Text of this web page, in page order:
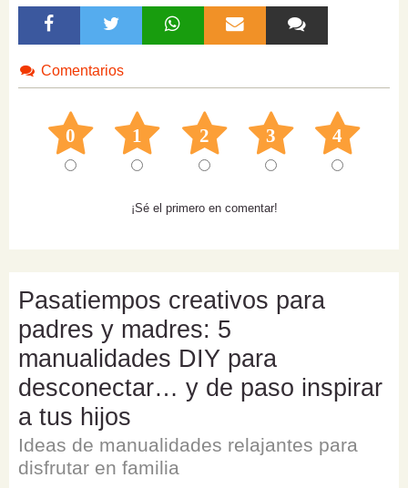
Comentarios
0 1 2 3 4
¡Sé el primero en comentar!
Pasatiempos creativos para
padres y madres: 5
manualidades DIY para
desconectar… y de paso inspirar
a tus hijos
Ideas de manualidades relajantes para
disfrutar en familia